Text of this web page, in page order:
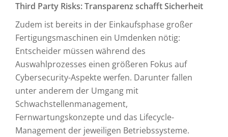
Third Party Risks: Transparenz schafft Sicherheit
Zudem ist bereits in der Einkaufsphase großer
Fertigungsmaschinen ein Umdenken nötig:
Entscheider müssen während des
Auswahlprozesses einen größeren Fokus auf
Cybersecurity-Aspekte werfen. Darunter fallen
unter anderem der Umgang mit
Schwachstellenmanagement,
Fernwartungskonzepte und das Lifecycle-
Management der jeweiligen Betriebssysteme.